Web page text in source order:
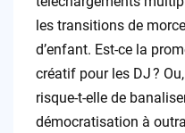
les transitions de
d’enfant. Est-ce la
créatif pour les DJ ?
risque-t-elle de
démocratisation à